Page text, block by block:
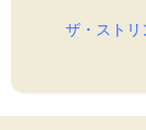
ザ・スト